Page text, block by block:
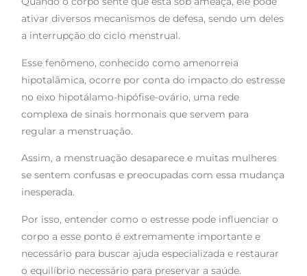
ativar diversos mecanismos de defesa, sendo um deles
a interrupção do ciclo menstrual.
Esse fenômeno, conhecido como amenorreia
hipotalâmica, ocorre por conta do impacto do estresse
no eixo hipotálamo-hipófise-ovário, uma rede
complexa de sinais hormonais que servem para
regular a menstruação.
Assim, a menstruação desaparece e muitas mulheres
se sentem confusas e preocupadas com essa mudança
inesperada.
Por isso, entender como o estresse pode influenciar o
corpo a esse ponto é extremamente importante e
necessário para buscar ajuda especializada e restaurar
o equilíbrio necessário para preservar a saúde.